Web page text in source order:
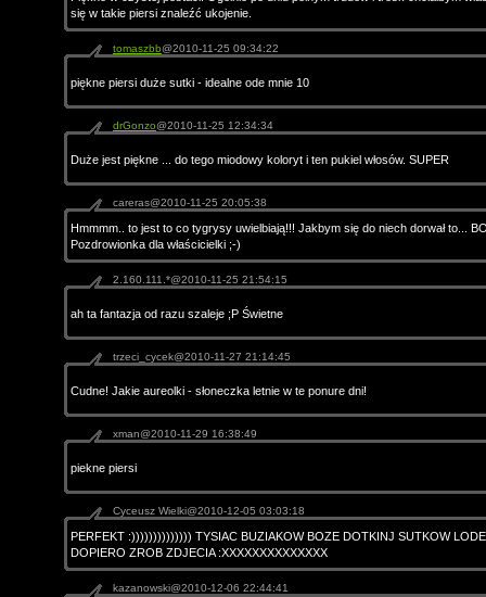
się w takie piersi znaleźć ukojenie.
tomaszbb@2010-11-25 09:34:22
piękne piersi duże sutki - idealne ode mnie 10
drGonzo@2010-11-25 12:34:34
Duże jest piękne ... do tego miodowy koloryt i ten pukiel włosów. SUPER
careras@2010-11-25 20:05:38
Hmmmm.. to jest to co tygrysy uwielbiają!!! Jakbym się do niech dorwał to...
Pozdrowionka dla właścicielki ;-)
2.160.111.*@2010-11-25 21:54:15
ah ta fantazja od razu szaleje ;P Świetne
trzeci_cycek@2010-11-27 21:14:45
Cudne! Jakie aureolki - słoneczka letnie w te ponure dni!
xman@2010-11-29 16:38:49
piekne piersi
Cyceusz Wielki@2010-12-05 03:03:18
PERFEKT :)))))))))))))) TYSIAC BUZIAKOW BOZE DOTKINJ SUTKOW
DOPIERO ZROB ZDJECIA :XXXXXXXXXXXXXX
kazanowski@2010-12-06 22:44:41